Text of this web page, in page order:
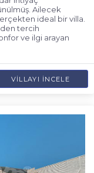
Ailecek
ideal bir villa.
tercih
ve ilgi arayan
VILLAYI İNCELE